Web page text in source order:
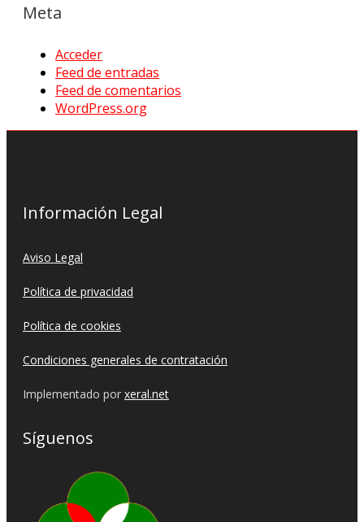
Meta
Acceder
Feed de entradas
Feed de comentarios
WordPress.org
Información Legal
Aviso Legal
Política de privacidad
Política de cookies
Condiciones generales de contratación
Implementado por xeral.net
Síguenos